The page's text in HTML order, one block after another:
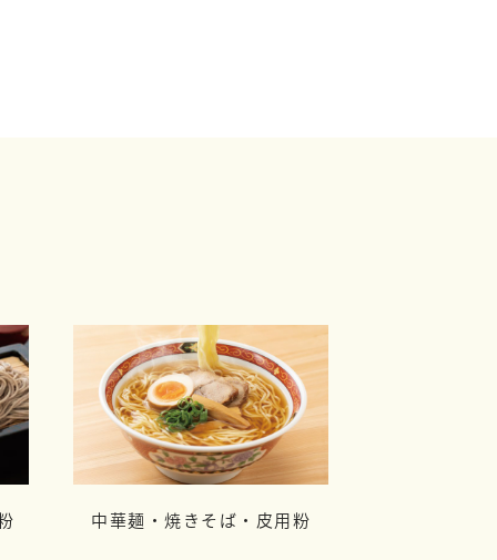
中華麺・焼きそば・皮用粉